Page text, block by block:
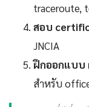
traceroute,
สอบ
JNCIA
ฝึกออกแบบ
สำหรับ